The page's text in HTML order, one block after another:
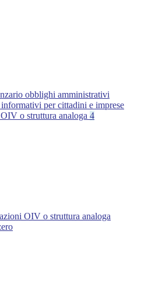
obblighi amministrativi
per cittadini e imprese
o struttura analoga 4
OIV o struttura analoga